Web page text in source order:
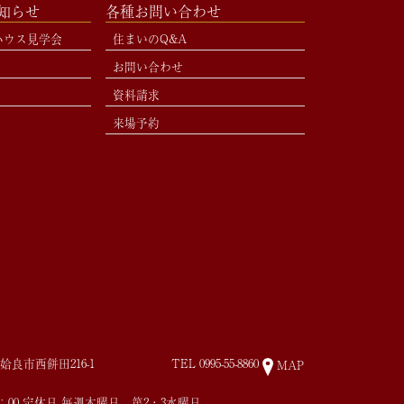
らせ
ス見学会
各種お問い合わせ
住まいのQ&A
お問い合わせ
資料請求
来場予約
姶良市西餅田216-1 TEL0995-55-8860 MAP